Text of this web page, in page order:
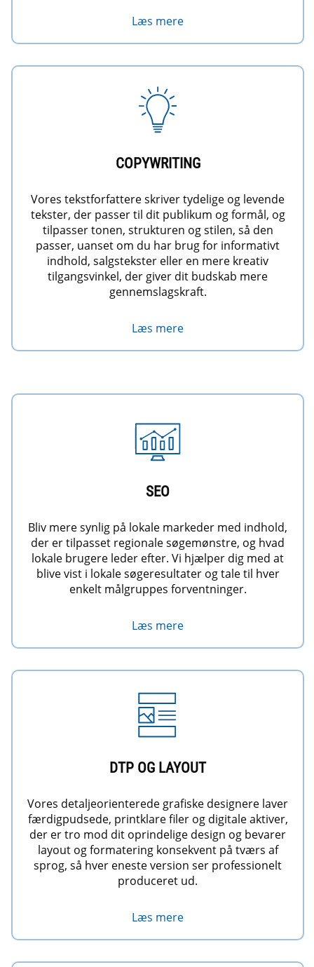
Læs mere
COPYWRITING
Vores tekstforfattere skriver tydelige og levende
tekster, der passer til dit publikum og formål, og
tilpasser tonen, strukturen og stilen, så den
passer, uanset om du har brug for informativt
indhold, salgstekster eller en mere kreativ
tilgangsvinkel, der giver dit budskab mere
gennemslagskraft.
Læs mere
SEO
Bliv mere synlig på lokale markeder med indhold,
der er tilpasset regionale søgemønstre, og hvad
lokale brugere leder efter. Vi hjælper dig med at
blive vist i lokale søgeresultater og tale til hver
enkelt målgruppes forventninger.
Læs mere
DTP OG LAYOUT
Vores detaljeorienterede grafiske designere laver
færdigpudsede, printklare filer og digitale aktiver,
der er tro mod dit oprindelige design og bevarer
layout og formatering konsekvent på tværs af
sprog, så hver eneste version ser professionelt
produceret ud.
Læs mere